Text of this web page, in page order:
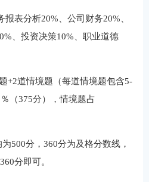
表分析20%、公司财务20%、
、投资决策10%、职业道德
+2道情境题（每道情境题包含5-
（375分），情境题占
500分，360分为及格分数线，
分即可。